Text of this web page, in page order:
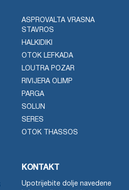
ASPROVALTA VRASNA
STAVROS
HALKIDIKI
OTOK LEFKADA
LOUTRA POZAR
RIVIJERA OLIMP
PARGA
SOLUN
SERES
OTOK THASSOS
KONTAKT
Upotrijebite dolje navedene